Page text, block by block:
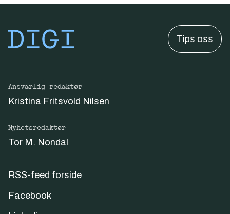
Tips oss
Ansvarlig redaktør
Kristina Fritsvold Nilsen
Nyhetsredaktør
Tor M. Nondal
RSS-feed forside
Facebook